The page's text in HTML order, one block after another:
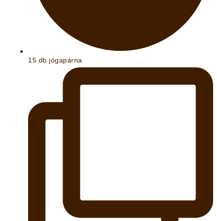
15 db jógapárna